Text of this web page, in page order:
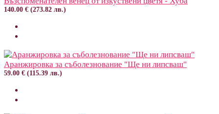
140.00 € (273.82 лв.)
Аранжировка за съболезнование "Ще ни липсваш"
59.00 € (115.39 лв.)